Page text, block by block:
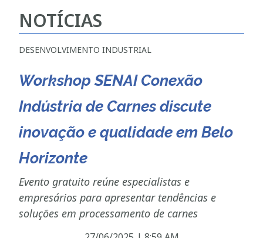
NOTÍCIAS
DESENVOLVIMENTO INDUSTRIAL
Workshop SENAI Conexão
Indústria de Carnes discute
inovação e qualidade em Belo
Horizonte
Evento gratuito reúne especialistas e
empresários para apresentar tendências e
soluções em processamento de carnes